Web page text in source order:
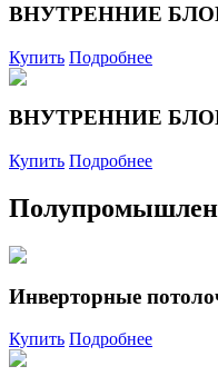
ВНУТРЕННИЕ
Купить Подробнее
ВНУТРЕННИЕ
Купить Подробнее
Инверторные
Купить Подробнее